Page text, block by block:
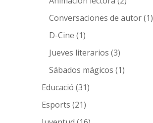
Conversaciones de autor(1)
D-Cine (1)
Jueves literarios (3)
Sábados mágicos (1)
Educació (31)
Esports (21)